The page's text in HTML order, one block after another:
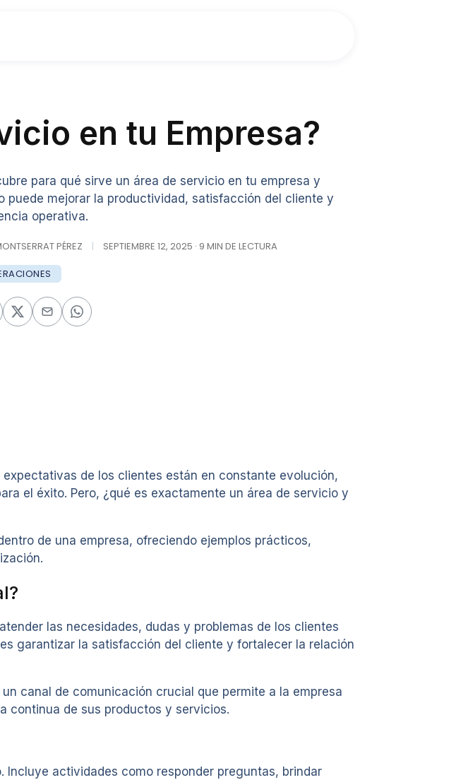
en tu Empresa?
para qué sirve un área de servicio en tu empresa y
puede mejorar la productividad, satisfacción del cliente y
operativa.
PÉREZ | SEPTIEMBRE 12, 2025 · 9 MIN DE LECTURA
de los clientes están en constante evolución,
el éxito. Pero, ¿qué es exactamente un área de servicio y
de una empresa, ofreciendo ejemplos prácticos,
las necesidades, dudas y problemas de los clientes
garantizar la satisfacción del cliente y fortalecer la relación
canal de comunicación crucial que permite a la empresa
continua de sus productos y servicios.
actividades como responder preguntas, brindar